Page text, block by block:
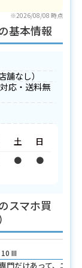
※2026/08/08 時点
基本情報
なし）
応・送料無
土
●
日
●
スマホ買
III
門だけあって、エク